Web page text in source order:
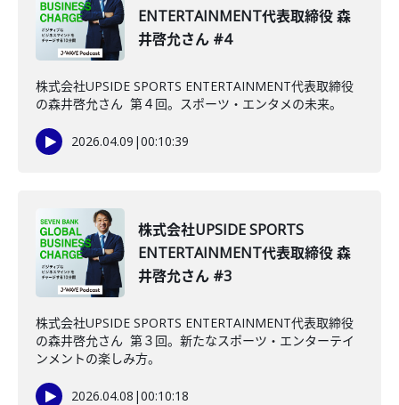
ENTERTAINMENT代表取締役 森
井啓允さん #4
株式会社UPSIDE SPORTS ENTERTAINMENT代表取締役
の森井啓允さん 第４回。スポーツ・エンタメの未来。
2026.04.09 |00:10:39
株式会社UPSIDE SPORTS
ENTERTAINMENT代表取締役 森
井啓允さん #3
株式会社UPSIDE SPORTS ENTERTAINMENT代表取締役
の森井啓允さん 第３回。新たなスポーツ・エンターテイ
ンメントの楽しみ方。
2026.04.08 |00:10:18